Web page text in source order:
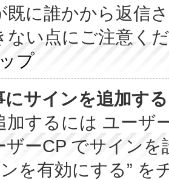
既に誰かから返信
ない点にご注意く
プ
にサインを追加す
加するには ユーザ
ザーCP でサイン
を有効にする”